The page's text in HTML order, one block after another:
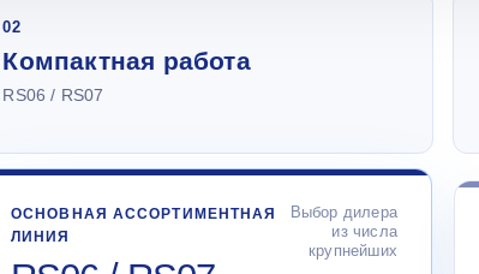
02
Компактная работа
RS06 / RS07
ОСНОВНАЯ АССОРТИМЕНТНАЯ
ЛИНИЯ
Выбор дилера
из числа
крупнейших